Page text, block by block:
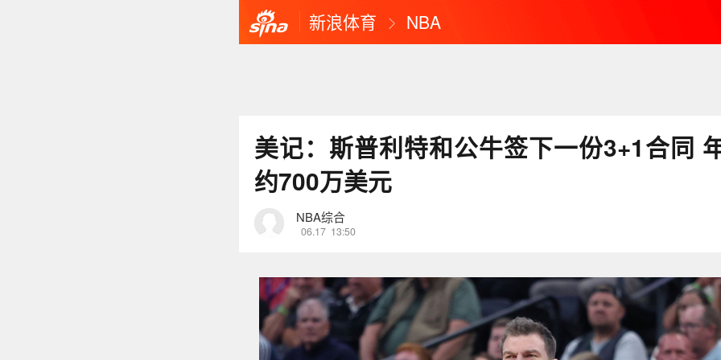
新浪体育 NBA
美记：斯普利特和公牛签下一份3+1合同
约700万美元
NBA综合
06.17 13:50